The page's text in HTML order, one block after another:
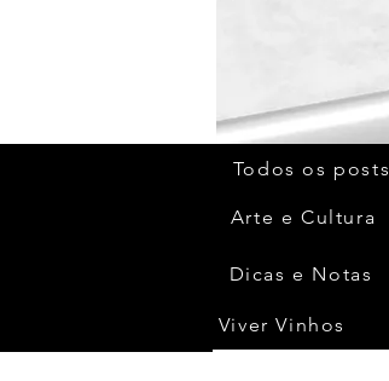
Todos os posts
Arte e Cultura
Dicas e Notas
Viver Vinhos